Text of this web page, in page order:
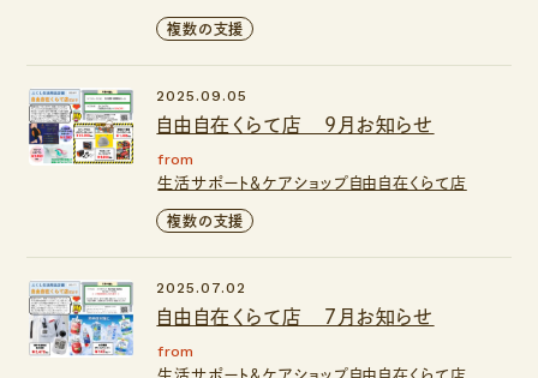
複数の支援
自由自在くらて店 9月お知らせ
2025.09.05
from
生活サポート＆ケアショップ自由自在くらて店
複数の支援
自由自在くらて店 ７月お知らせ
2025.07.02
from